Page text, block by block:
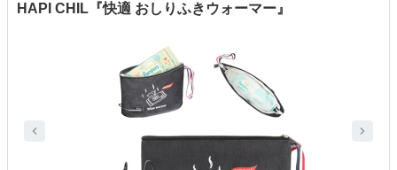
HAPI CHIL『快適 おしりふきウォーマー』